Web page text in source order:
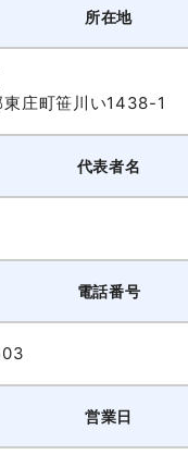
所在地
東庄町笹川い1438-1
代表者名
電話番号
営業日